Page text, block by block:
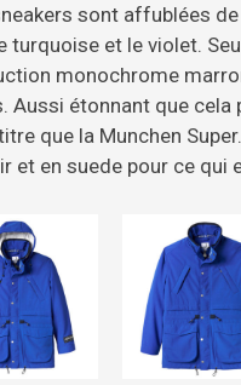
sont affublées
turquoise et le violet.
monochrome
Aussi étonnant que
que la Munchen
et en suede pour ce qui